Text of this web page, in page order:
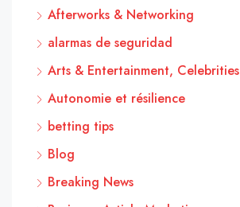
Afterworks & Networking
alarmas de seguridad
Arts & Entertainment, Celebrities
Autonomie et résilience
betting tips
Blog
Breaking News